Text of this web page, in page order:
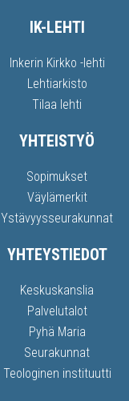
IK-LEHTI
Inkerin Kirkko -lehti
Lehtiarkisto
Tilaa lehti
YHTEISTYÖ
Sopimukset
Väylämerkit
Ystävyysseurakunnat
YHTEYSTIEDOT
Keskuskanslia
Palvelutalot
Pyhä Maria
Seurakunnat
Teologinen instituutti